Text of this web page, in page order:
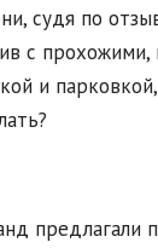
судя по
с
и
предлагали